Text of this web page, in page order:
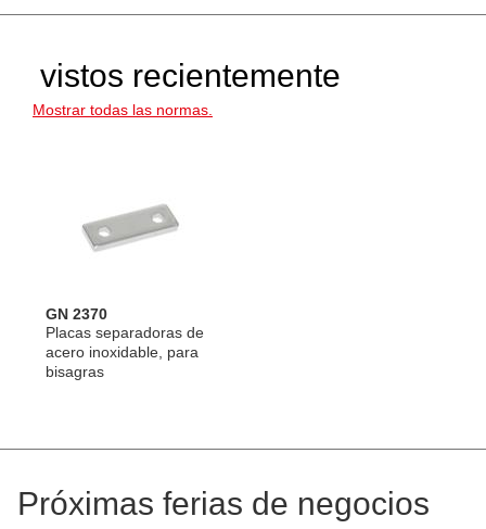
vistos recientemente
Mostrar todas las normas.
GN 2370
Placas separadoras de
acero inoxidable, para
bisagras
Próximas ferias de negocios